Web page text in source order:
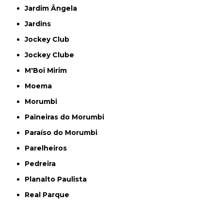
Jardim Ângela
Jardins
Jockey Club
Jockey Clube
M'Boi Mirim
Moema
Morumbi
Paineiras do Morumbi
Paraíso do Morumbi
Parelheiros
Pedreira
Planalto Paulista
Real Parque